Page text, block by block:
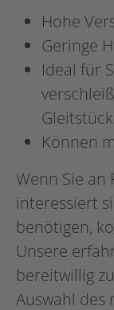
Hohe
Geringe
Ideal für
Können
Wenn Sie an
interessiert
benötigen,
Unsere
bereitwillig
Auswahl des